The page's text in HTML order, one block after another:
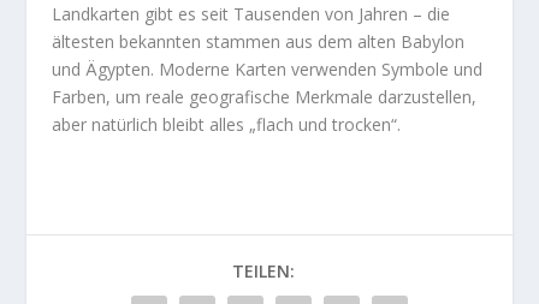
Landkarten gibt es seit Tausenden von Jahren – die
ältesten bekannten stammen aus dem alten Babylon
und Ägypten. Moderne Karten verwenden Symbole und
Farben, um reale geografische Merkmale darzustellen,
aber natürlich bleibt alles „flach und trocken“.
TEILEN: